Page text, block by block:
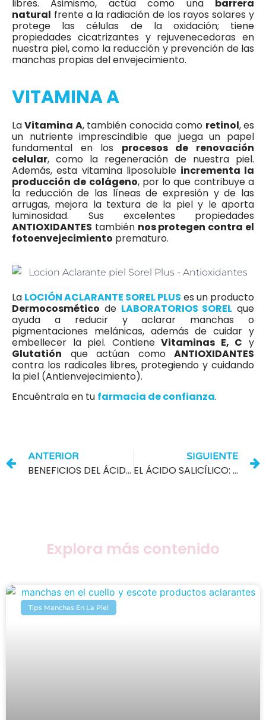
libres. Asimismo, actúa como una barrera
natural frente a la radiación de los rayos solares y
protege las células de la oxidación; tiene
propiedades cicatrizantes y rejuvenecedoras en
nuestra piel, como la reducción y prevención de las
manchas propias del envejecimiento.
VITAMINA A
LaVitamina A, también conocida como retinol, es
un nutriente imprescindible que juega un papel
fundamental en los procesos de renovación
celular, como la regeneración de nuestra piel.
Además, esta vitamina liposoluble incrementa la
producción de colágeno, por lo que contribuye a
la reducción de las líneas de expresión y de las
arrugas, mejora la textura de la piel y le aporta
luminosidad. Sus excelentes propiedades
ANTIOXIDANTES también nos protegen contra el
fotoenvejecimiento prematuro.
La LOCIÓN ACLARANTE SOREL PLUS es un producto
Dermocosmético de LABORATORIOS SOREL que
ayuda a reducir y aclarar manchas o
pigmentaciones melánicas, además de cuidar y
embellecer la piel. ContieneVitaminas E, C y
Glutatión que actúan como ANTIOXIDANTES
contra los radicales libres, protegiendo y cuidando
la piel (Antienvejecimiento).
Encuéntrala en tu farmacia de confianza.
ANTERIOR
BENEFICIOS DEL ÁCIDO GLICÓLICO EN EL CUIDADO DE LA PIEL
SIGUIENTE
EL ÁCIDO SALICÍLICO: UN POTENTE ACTIVO ANTIBACTERIANO
Explora más contenido
Tips Manchas En La Piel